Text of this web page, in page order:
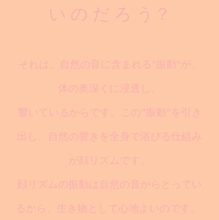
い の だ ろ う？
それは、自然の音に含まれる"振動"が、
体の奥深くに浸透し、
響いているからです。この”振動”を引き
出し、自然の響きを全身で浴びる仕組み
が顔リズムです。
顔リズムの振動は自然の音からとってい
るから、生き物として心地よいのです。